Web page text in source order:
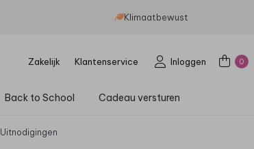
Klimaatbewust
Zakelijk Klantenservice Inloggen 0
Back to School Cadeau versturen
Uitnodigingen